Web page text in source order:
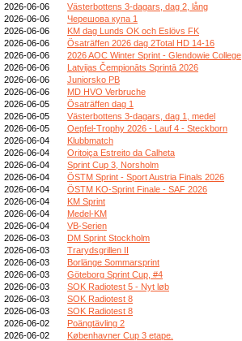
2026-06-06
Västerbottens 3-dagars, dag 2, lång
2026-06-06
Черешова купа 1
2026-06-06
KM dag Lunds OK och Eslövs FK
2026-06-06
Ösaträffen 2026 dag 2Total HD 14-16
2026-06-06
2026 AOC Winter Sprint - Glendowie College
2026-06-06
Latvijas Čempionāts Sprintā 2026
2026-06-06
Juniorsko PB
2026-06-06
MD HVO Verbruche
2026-06-05
Ösaträffen dag 1
2026-06-05
Västerbottens 3-dagars, dag 1, medel
2026-06-05
Oepfel-Trophy 2026 - Lauf 4 - Steckborn
2026-06-04
Klubbmatch
2026-06-04
Oritoiça Estreito da Calheta
2026-06-04
Sprint Cup 3, Norsholm
2026-06-04
ÖSTM Sprint - Sport Austria Finals 2026
2026-06-04
ÖSTM KO-Sprint Finale - SAF 2026
2026-06-04
KM Sprint
2026-06-04
Medel-KM
2026-06-04
VB-Serien
2026-06-03
DM Sprint Stockholm
2026-06-03
Trarydsgrillen II
2026-06-03
Borlänge Sommarsprint
2026-06-03
Göteborg Sprint Cup, #4
2026-06-03
SOK Radiotest 5 - Nyt løb
2026-06-03
SOK Radiotest 8
2026-06-03
SOK Radiotest 8
2026-06-02
Poängtävling 2
2026-06-02
Københavner Cup 3 etape.